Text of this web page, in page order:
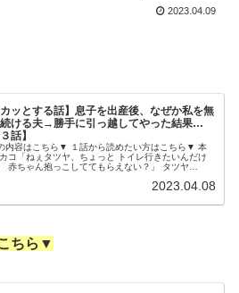
2023.04.09
カッとする話】息子を出産後、なぜか私を無
ける夫→勝手に引っ越してやった結果…
話】
内容はこちら▼ １話から読めたい方はこちら▼ 本
コ「ねぇタツヤ、ちょっと トイレ行きたいんだけ
赤ちゃん抱っこしててもらえない？」 タツヤ
2023.04.08
ちら▼